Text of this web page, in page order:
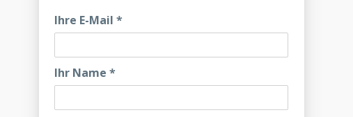
Ihre E-Mail *
Ihr Name *